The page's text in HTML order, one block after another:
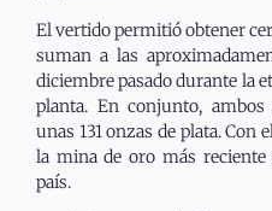
El vertido permitió obtener
suman a las
diciembre pasado durante la
planta. En conjunto, ambos
unas 131 onzas de plata. Con
la mina de oro más
país.